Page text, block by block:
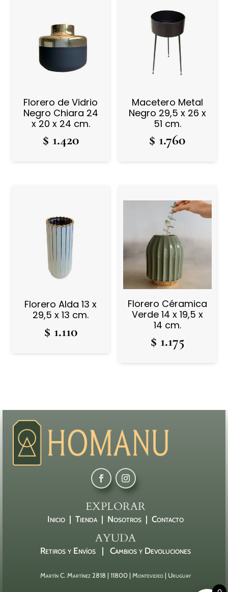
Florero de Vidrio
Negro Chiara 24
x 20 x 24 cm.
$ 1.420
Macetero Metal
Negro 29,5 x 26 x
51 cm.
$ 1.760
Florero Alda 13 x
29,5 x 13 cm.
$ 1.110
Florero Céramica
Verde 14 x 19,5 x
14 cm.
$ 1.175
EXPLORAR
Inicio | Tienda | Nosotros | Contacto
AYUDA
Retiros y Envíos | Cambios y Devoluciones
Martín C. Martínez 2818 | 11800 | Montevideo | Uruguay